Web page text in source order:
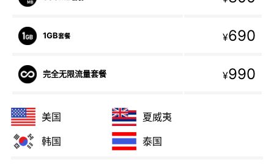
1GB套餐 ¥690
完全无限流量套餐 ¥990
美国
夏威夷
韩国
泰国